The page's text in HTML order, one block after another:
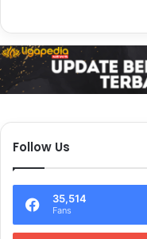
Follow Us
35,514
Fans